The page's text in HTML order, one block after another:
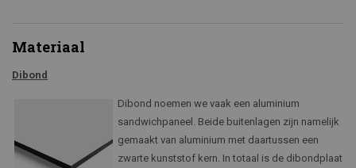
Materiaal
Dibond
Dibond noemen we vaak een aluminium
sandwichpaneel. Beide buitenlagen zijn namelijk
gemaakt van aluminium met daartussen een
zwarte kunststof kern. In totaal is de dibondplaat